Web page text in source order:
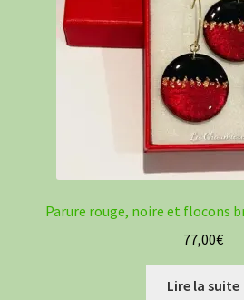
Parure rouge, noire et flocons
77,00€
Lire la suite